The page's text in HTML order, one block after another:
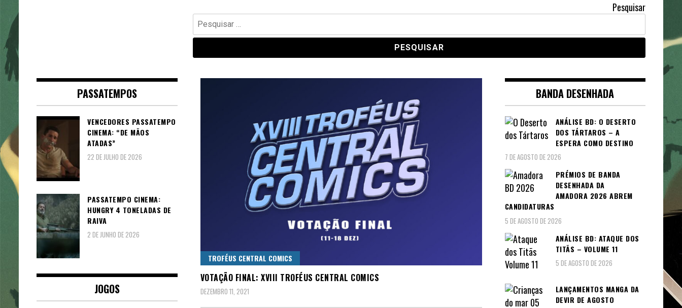
Pesquisar
Pesquisar
por:
TROFÉUS CENTRAL COMICS
VOTAÇÃO FINAL: XVIII TROFÉUS CENTRAL COMICS
DEZEMBRO 11, 2021
PASSATEMPOS
VENCEDORES PASSATEMPO
CINEMA: “DE MÃOS
ATADAS”
22 DE JULHO DE 2026
PASSATEMPO CINEMA:
HUNGRY 4 TONELADAS DE
RAIVA
2 DE JUNHO DE 2026
JOGOS
BANDA DESENHADA
ANÁLISE BD: O DESERTO
DOS TÁRTAROS – A
ESPERA COMO DESTINO
7 DE AGOSTO DE 2026
PRÉMIOS DE BANDA
DESENHADA DA
AMADORA 2026 ABREM
CANDIDATURAS
5 DE AGOSTO DE 2026
ANÁLISE BD: ATAQUE DOS
TITÃS – VOLUME 11
5 DE AGOSTO DE 2026
LANÇAMENTOS MANGA DA
DEVIR DE AGOSTO